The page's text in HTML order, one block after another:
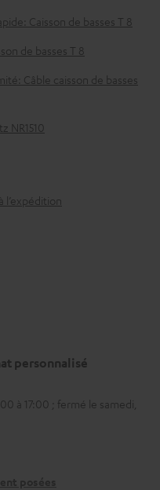
Caisson de basses T 8
de basses T 8
Câble caisson de basses
NR1510
l’expédition
personnalisé
à 17:00 ; fermé le samedi,